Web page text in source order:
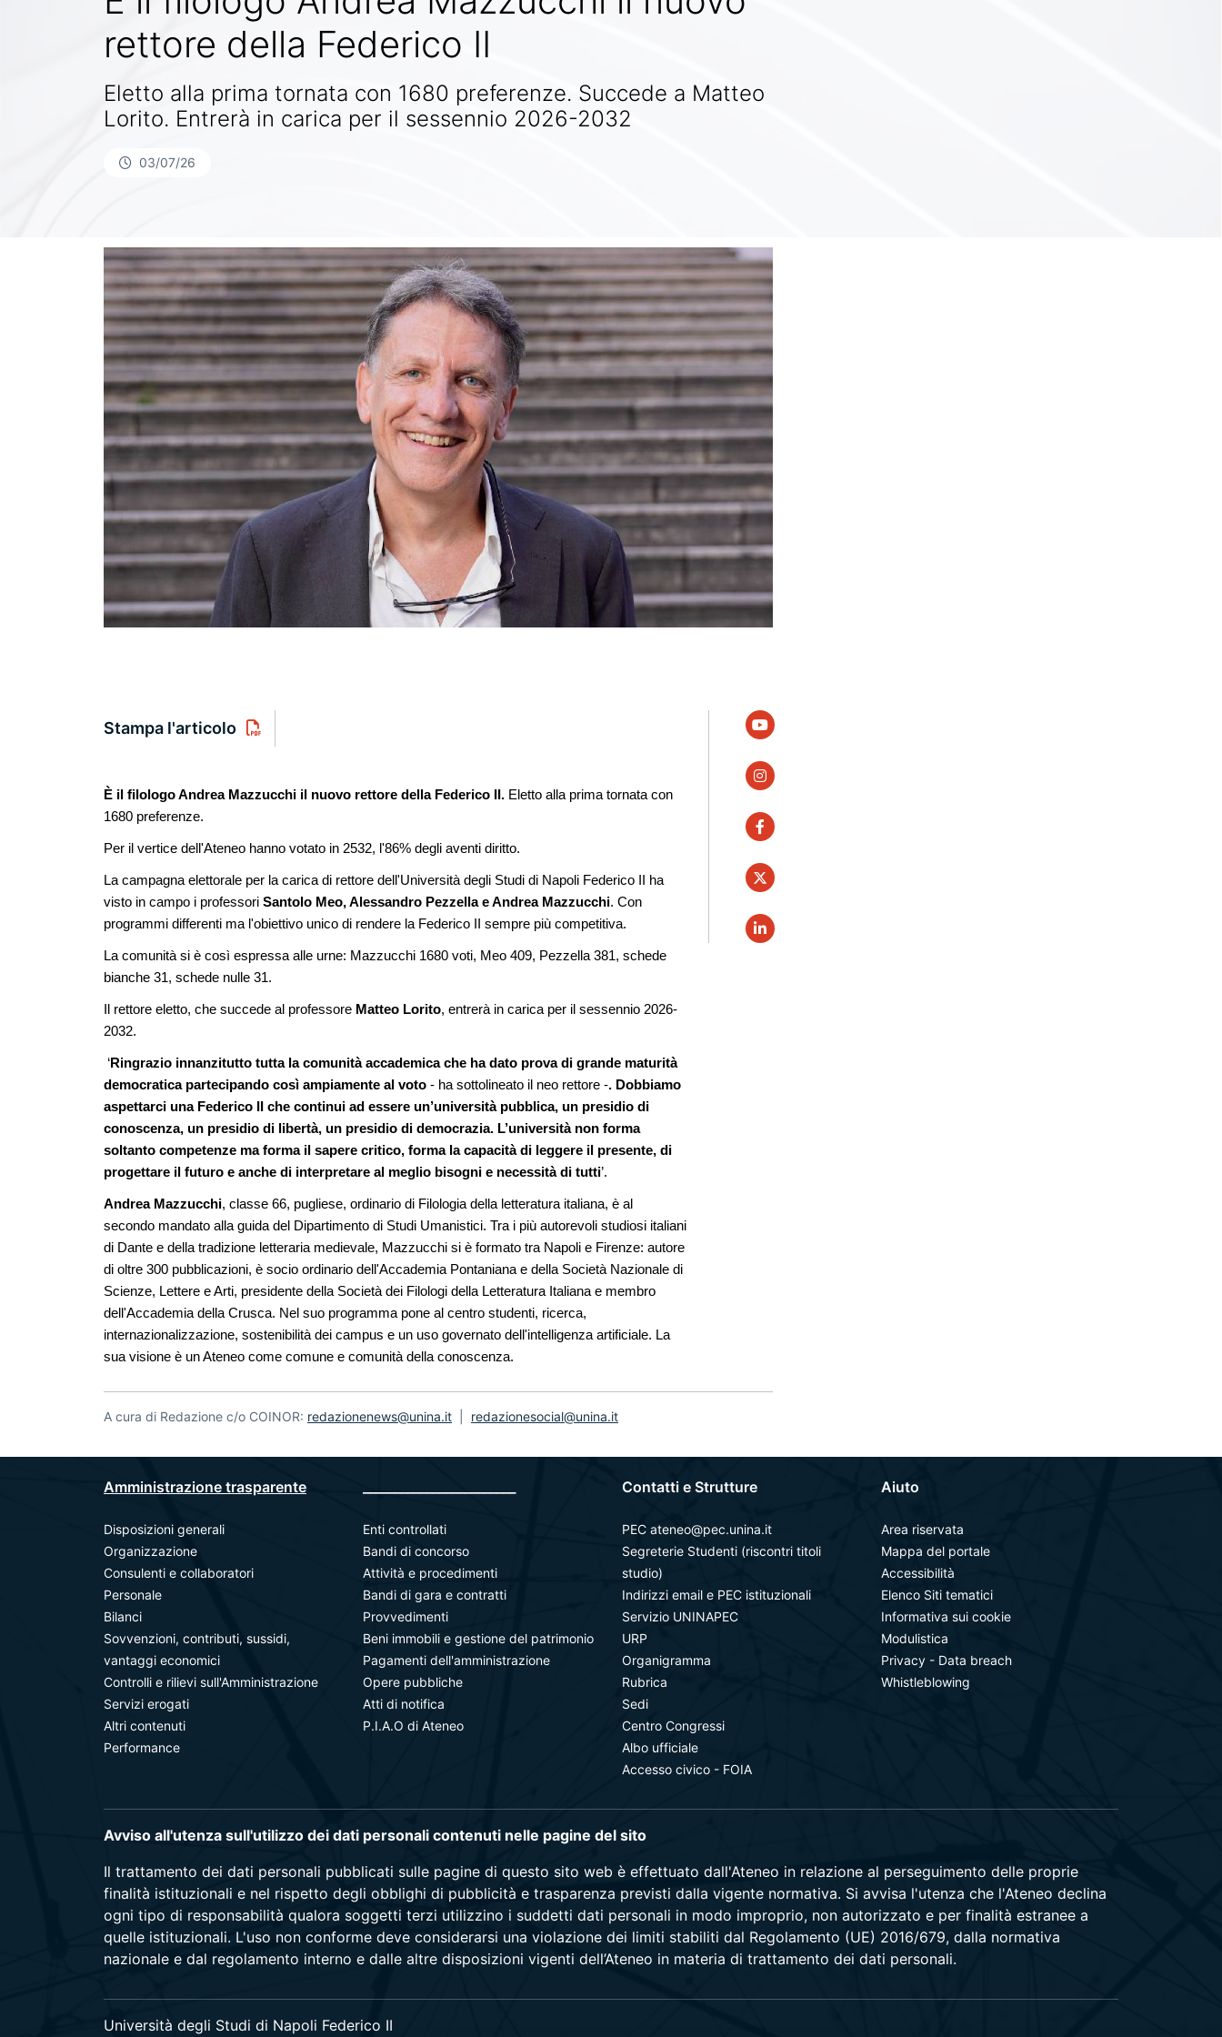
rettore della Federico II
Eletto alla prima tornata con 1680 preferenze. Succede a Matteo
Lorito. Entrerà in carica per il sessennio 2026-2032
03/07/26
youtube
instagram
facebook
twitter
linkedin
Stampa l'articolo
È il filologo Andrea Mazzucchi il nuovo rettore della Federico II. Eletto alla prima tornata con
1680 preferenze.
Per il vertice dell'Ateneo hanno votato in 2532, l'86% degli aventi diritto.
La campagna elettorale per la carica di rettore dell'Università degli Studi di Napoli Federico II ha
visto in campo i professori Santolo Meo, Alessandro Pezzella e Andrea Mazzucchi. Con
programmi differenti ma l'obiettivo unico di rendere la Federico II sempre più competitiva.
La comunità si è così espressa alle urne: Mazzucchi 1680 voti, Meo 409, Pezzella 381, schede
bianche 31, schede nulle 31.
Il rettore eletto, che succede al professore Matteo Lorito, entrerà in carica per il sessennio 2026-
2032.
‘Ringrazio innanzitutto tutta la comunità accademica che ha dato prova di grande maturità
democratica partecipando così ampiamente al voto - ha sottolineato il neo rettore -. Dobbiamo
aspettarci una Federico II che continui ad essere un’università pubblica, un presidio di
conoscenza, un presidio di libertà, un presidio di democrazia. L’università non forma
soltanto competenze ma forma il sapere critico, forma la capacità di leggere il presente, di
progettare il futuro e anche di interpretare al meglio bisogni e necessità di tutti’.
Andrea Mazzucchi, classe 66, pugliese, ordinario di Filologia della letteratura italiana, è al
secondo mandato alla guida del Dipartimento di Studi Umanistici. Tra i più autorevoli studiosi italiani
di Dante e della tradizione letteraria medievale, Mazzucchi si è formato tra Napoli e Firenze: autore
di oltre 300 pubblicazioni, è socio ordinario dell'Accademia Pontaniana e della Società Nazionale di
Scienze, Lettere e Arti, presidente della Società dei Filologi della Letteratura Italiana e membro
dell'Accademia della Crusca. Nel suo programma pone al centro studenti, ricerca,
internazionalizzazione, sostenibilità dei campus e un uso governato dell'intelligenza artificiale. La
sua visione è un Ateneo come comune e comunità della conoscenza.
A cura di Redazione c/o COINOR: redazionenews@unina.it redazionesocial@unina.it
Amministrazione trasparente
Disposizioni generali
Organizzazione
Consulenti e collaboratori
Personale
Bilanci
Sovvenzioni, contributi, sussidi,
vantaggi economici
Controlli e rilievi sull'Amministrazione
Servizi erogati
Altri contenuti
Performance
Enti controllati
Bandi di concorso
Attività e procedimenti
Bandi di gara e contratti
Provvedimenti
Beni immobili e gestione del patrimonio
Pagamenti dell'amministrazione
Opere pubbliche
Atti di notifica
P.I.A.O di Ateneo
Contatti e Strutture
PEC ateneo@pec.unina.it
Segreterie Studenti (riscontri titoli
studio)
Indirizzi email e PEC istituzionali
Servizio UNINAPEC
URP
Organigramma
Rubrica
Sedi
Centro Congressi
Albo ufficiale
Accesso civico - FOIA
Aiuto
Area riservata
Mappa del portale
Accessibilità
Elenco Siti tematici
Informativa sui cookie
Modulistica
Privacy - Data breach
Whistleblowing
Avviso all'utenza sull'utilizzo dei dati personali contenuti nelle pagine del sito
Il trattamento dei dati personali pubblicati sulle pagine di questo sito web è effettuato dall'Ateneo in relazione al perseguimento delle proprie
finalità istituzionali e nel rispetto degli obblighi di pubblicità e trasparenza previsti dalla vigente normativa. Si avvisa l'utenza che l'Ateneo declina
ogni tipo di responsabilità qualora soggetti terzi utilizzino i suddetti dati personali in modo improprio, non autorizzato e per finalità estranee a
quelle istituzionali. L'uso non conforme deve considerarsi una violazione dei limiti stabiliti dal Regolamento (UE) 2016/679, dalla normativa
nazionale e dal regolamento interno e dalle altre disposizioni vigenti dell’Ateneo in materia di trattamento dei dati personali.
Università degli Studi di Napoli Federico II